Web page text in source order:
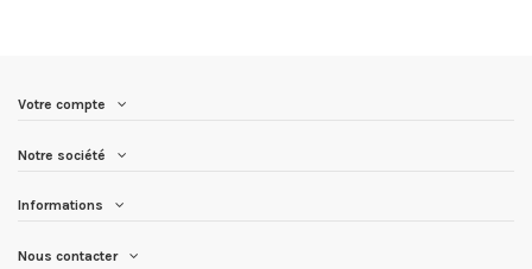
Votre compte
Notre société
Informations
Nous contacter